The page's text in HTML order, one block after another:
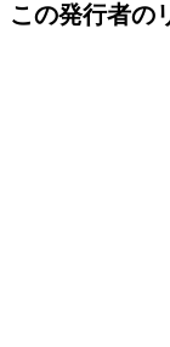
この発行者の